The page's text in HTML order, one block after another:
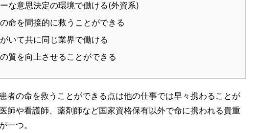
な意思決定の環境で働ける(外資系)
命を間接的に救うことができる
いて共に同じ業界で働ける
質を向上させることができる
者の命を救うことができる点は他の仕事では早々携わることが
師や看護師、薬剤師など国家資格保有以外で命に携われる貴重
一つ。